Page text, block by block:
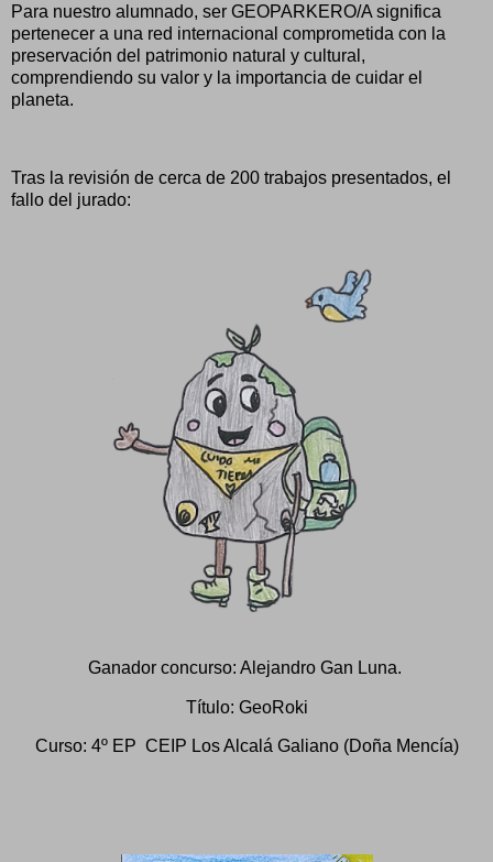
Para nuestro alumnado, ser GEOPARKERO/A significa
pertenecer a una red internacional comprometida con la
preservación del patrimonio natural y cultural,
comprendiendo su valor y la importancia de cuidar el
planeta.
Tras la revisión de cerca de 200 trabajos presentados, el
fallo del jurado:
Ganador concurso: Alejandro Gan Luna.
Título: GeoRoki
Curso: 4º EP CEIP Los Alcalá Galiano (Doña Mencía)